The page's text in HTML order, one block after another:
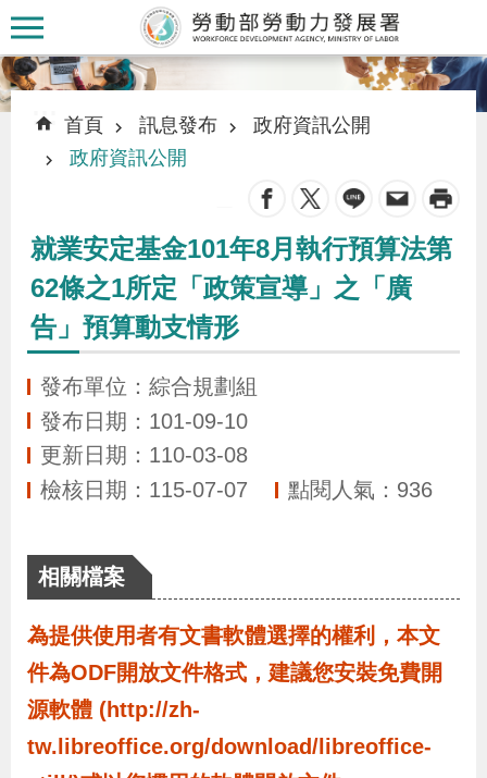
跳到主要內容區塊
認
識
本
署
訊
息
發
布
民
服
務
:::
::: 首頁 訊息發布
政府資訊公開
政府資訊公開
就業安定基金101年8月執行預算法第
62條之1所定「政策宣導」之「廣
告」預算動支情形
發布單位：綜合規劃組
發布日期：101-09-10
更新日期：110-03-08
檢核日期：115-07-07
點閱人氣：936
相關檔案
為提供使用者有文書軟體選擇的權利，本文
件為ODF開放文件格式，建議您安裝免費開
源軟體 (http://zh-
tw.libreoffice.org/download/libreoffice-